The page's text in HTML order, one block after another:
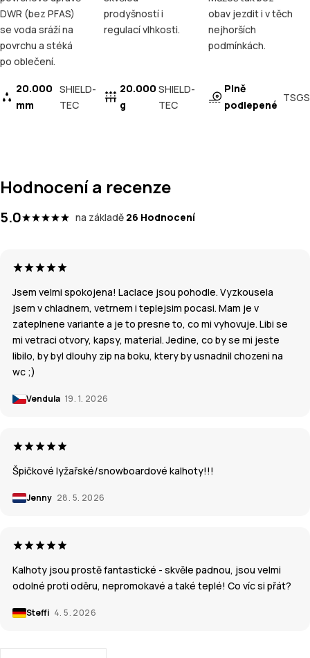
DWR (bez PFAS)
se voda sráží na
povrchu a stéká
po oblečení.
20.000
mm
SHIELD-
TEC
prodyšností i
regulací vlhkosti.
20.000
g
SHIELD-
TEC
obav jezdit i v těch
nejhorších
podmínkách.
Plně
podlepené
TSGS
Hodnocení a recenze
5.0 na základě 26 Hodnocení
Jsem velmi spokojena! Laclace jsou pohodle. Vyzkousela
jsem v chladnem, vetrnem i teplejsim pocasi. Mam je v
zateplnene variante a je to presne to, co mi vyhovuje. Libi se
mi vetraci otvory, kapsy, material. Jedine, co by se mi jeste
libilo, by byl dlouhy zip na boku, ktery by usnadnil chozeni na
wc ;)
Vendula 19. 1. 2026
Špičkové lyžařské/snowboardové kalhoty!!!
Jenny 28. 5. 2026
Kalhoty jsou prostě fantastické - skvěle padnou, jsou velmi
odolné proti oděru, nepromokavé a také teplé! Co víc si přát?
Steffi 4. 5. 2026